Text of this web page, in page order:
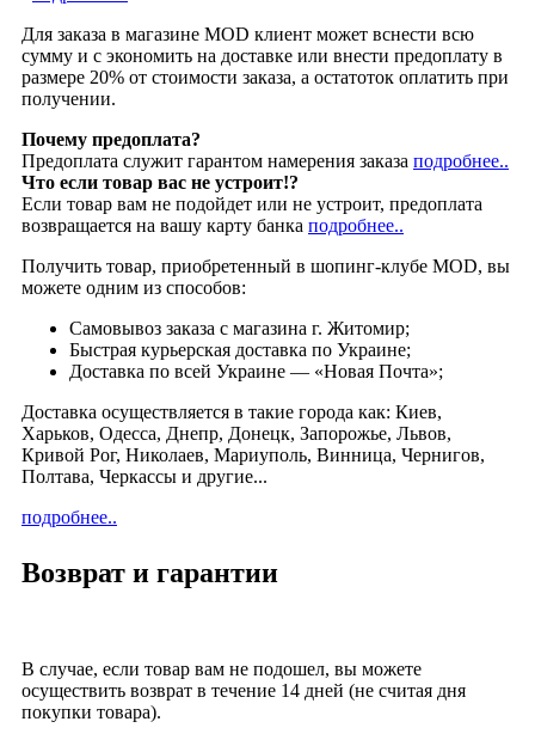
Для заказа в магазине MOD клиент может вснести всю
сумму и с экономить на доставке или внести предоплату в
размере 20% от стоимости заказа, а остатоток оплатить при
получении.
Почему предоплата?
Предоплата служит гарантом намерения заказа подробнее..
Что если товар вас не устроит!?
Если товар вам не подойдет или не устроит, предоплата
возвращается на вашу карту банка подробнее..
Получить товар, приобретенный в шопинг-клубе MOD, вы
можете одним из способов:
Cамовывоз заказа с магазина г. Житомир;
Быстрая курьерская доставка по Украине;
Доставка по всей Украине — «Новая Почта»;
Доставка осуществляется в такие города как: Киев,
Харьков, Одесса, Днепр, Донецк, Запорожье, Львов,
Кривой Рог, Николаев, Мариуполь, Винница, Чернигов,
Полтава, Черкассы и другие...
подробнее..
Возврат и гарантии
В случае, если товар вам не подошел, вы можете
осуществить возврат в течение 14 дней (не считая дня
покупки товара).